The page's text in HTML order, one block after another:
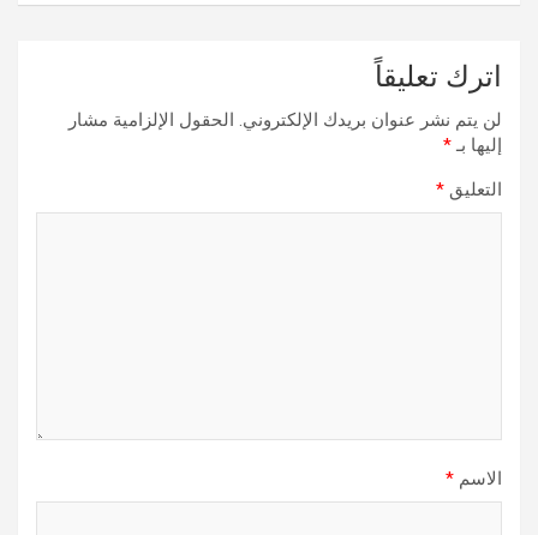
اترك تعليقاً
لن يتم نشر عنوان بريدك الإلكتروني. الحقول الإلزامية مشار
إليها بـ*
التعليق *
الاسم *